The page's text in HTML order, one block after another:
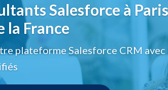
Salesforce à
la France
plateforme Salesforce CRM avec